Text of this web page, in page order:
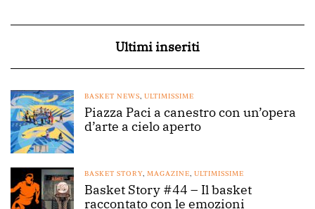
Ultimi inseriti
BASKET NEWS, ULTIMISSIME
Piazza Paci a canestro con un’opera
d’arte a cielo aperto
BASKET STORY, MAGAZINE, ULTIMISSIME
Basket Story #44 – Il basket
raccontato con le emozioni